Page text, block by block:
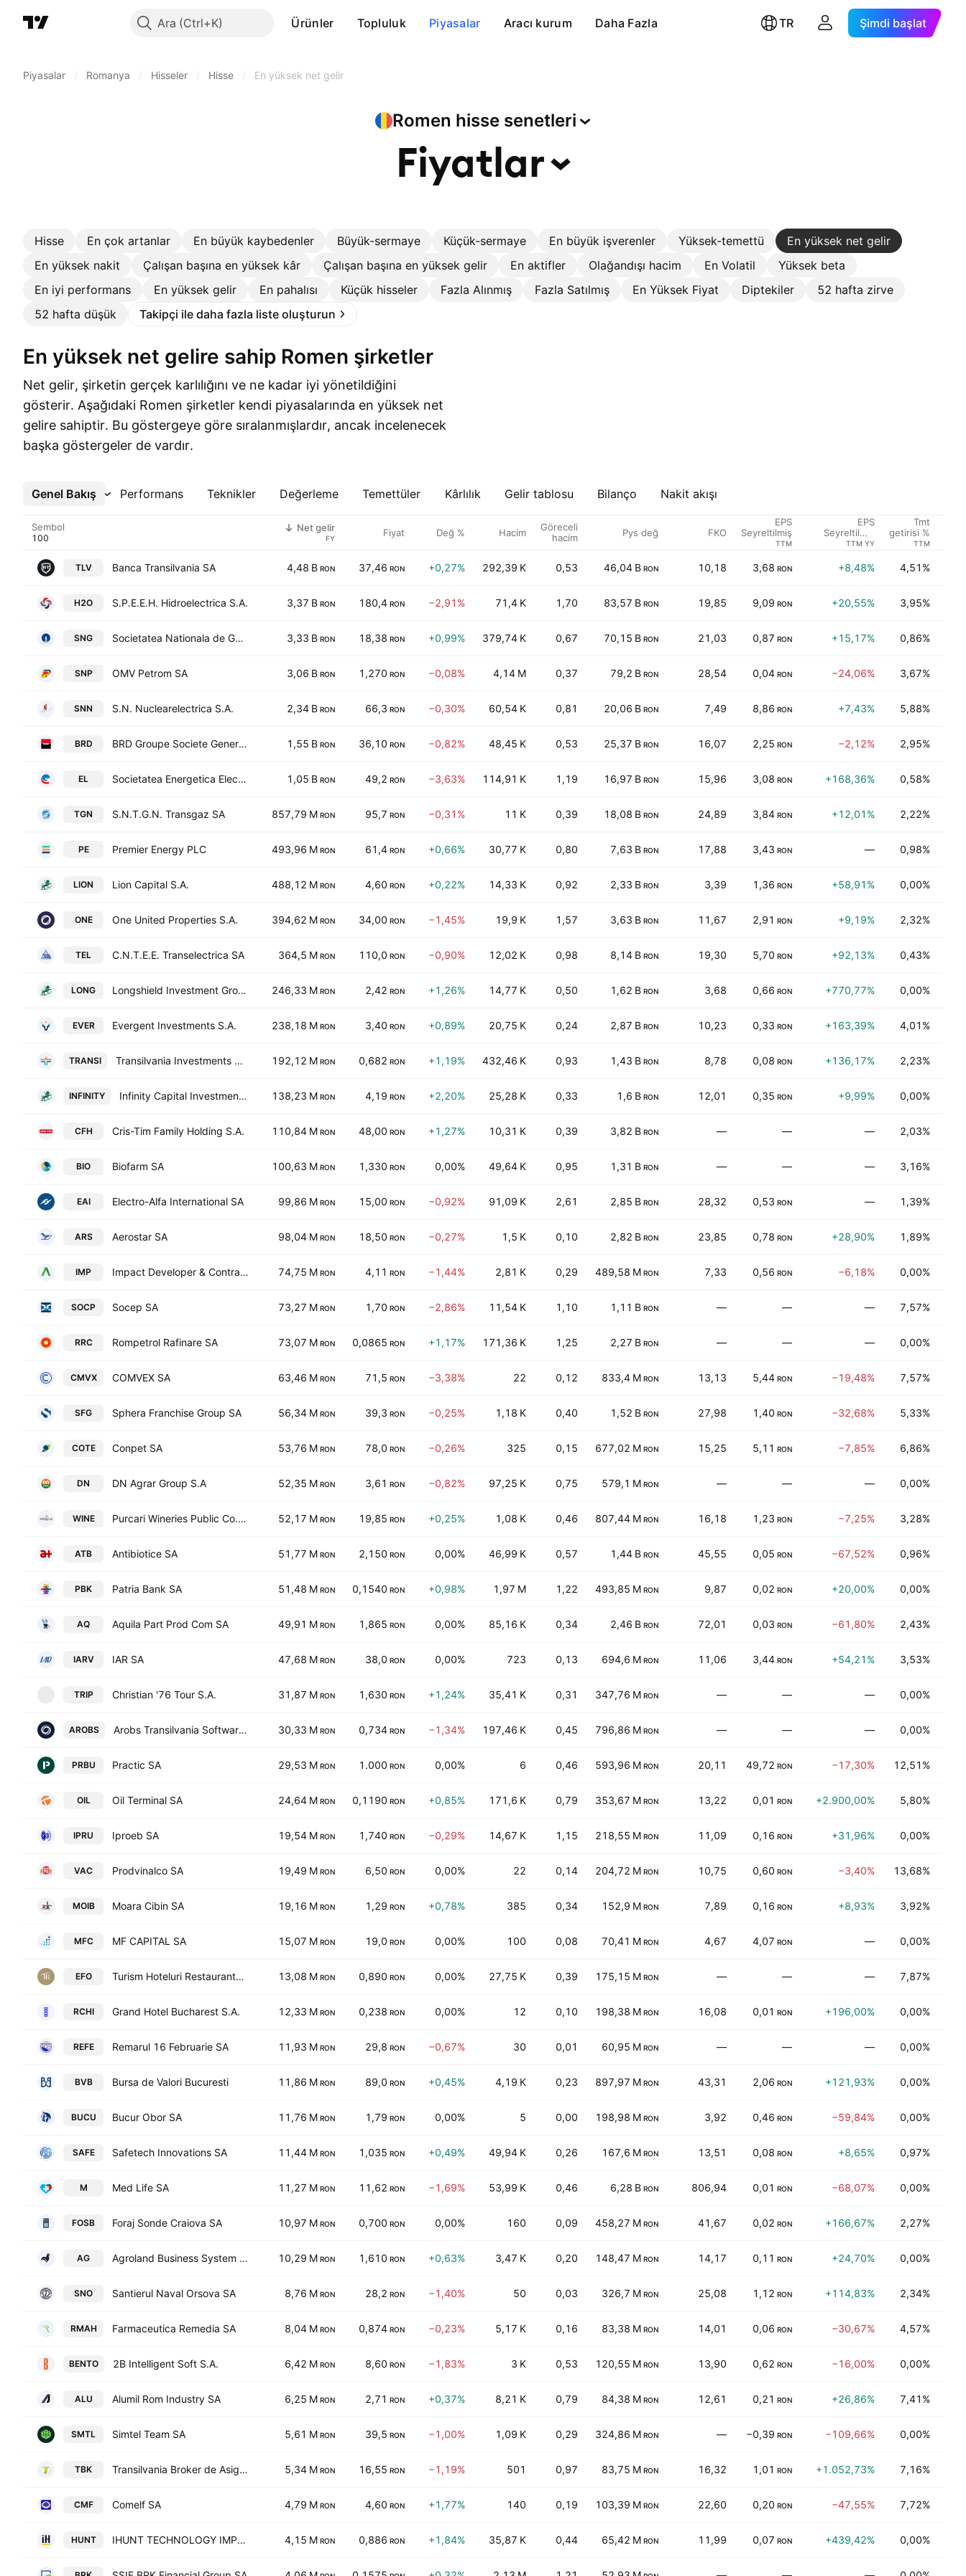
Ara Ürünler Topluluk Piyasalar Aracı kurum Daha Fazla TR Şimdi başlat
Piyasalar Romanya Hisseler Hisse En yüksek net gelir
Romen hisse senetleri
Fiyatlar
Hisse En çok artanlar En büyük kaybedenler Büyük-sermaye Küçük-sermaye En büyük işverenler Yüksek-temettü
En yüksek net gelir
En yüksek nakit
Çalışan başına en yüksek kâr Çalışan başına en yüksek gelir En aktifler Olağandışı hacim En Volatil
Yüksek beta
En iyi performans
En yüksek gelir En pahalısı Küçük hisseler Fazla Alınmış Fazla Satılmış En Yüksek Fiyat Diptekiler
52 hafta zirve
52 hafta düşük
Takipçi ile daha fazla liste oluşturun
En yüksek net gelire sahip Romen şirketler
Net gelir, şirketin gerçek karlılığını ve ne kadar iyi yönetildiğini
gösterir. Aşağıdaki Romen şirketler kendi piyasalarında en yüksek net
gelire sahiptir. Bu göstergeye göre sıralanmışlardır, ancak incelenecek
başka göstergeler de vardır.
Genel Bakış Performans Teknikler Değerleme Temettüler Kârlılık Gelir tablosu Bilanço Nakit akışı
Daha Fazla
Sembol Net gelir
FY Fiyat Değ % Hacim
Göreceli
hacim
Pys değ FKO
EPS
Seyreltilmiş
TTM
EPS
Seyreltilmiş
Büyüme
TTM YY
Tmt
getirisi %
TTM
TLV Banca Transilvania SA 4,48 B RON 37,46 RON +0,27% 292,39 K 0,53 46,04 B RON 10,18 3,68 RON +8,48% 4,51%
H2O S.P.E.E.H. Hidroelectrica S.A. 3,37 B RON 180,4 RON −2,91% 71,4 K 1,70 83,57 B RON 19,85 9,09 RON +20,55% 3,95%
SNG Societatea Nationala de Gaze Naturale Romgaz S.A. 3,33 B RON 18,38 RON +0,99% 379,74 K 0,67 70,15 B RON 21,03 0,87 RON +15,17% 0,86%
SNP OMV Petrom SA 3,06 B RON 1,270 RON −0,08% 4,14 M 0,37 79,2 B RON 28,54 0,04 RON −24,06% 3,67%
SNN S.N. Nuclearelectrica S.A. 2,34 B RON 66,3 RON −0,30% 60,54 K 0,81 20,06 B RON 7,49 8,86 RON +7,43% 5,88%
BRD BRD Groupe Societe Generale SA (Romania) 1,55 B RON 36,10 RON −0,82% 48,45 K 0,53 25,37 B RON 16,07 2,25 RON −2,12% 2,95%
EL Societatea Energetica Electrica S.A. 1,05 B RON 49,2 RON −3,63% 114,91 K 1,19 16,97 B RON 15,96 3,08 RON +168,36% 0,58%
TGN S.N.T.G.N. Transgaz SA 857,79 M RON 95,7 RON −0,31% 11 K 0,39 18,08 B RON 24,89 3,84 RON +12,01% 2,22%
PE Premier Energy PLC 493,96 M RON 61,4 RON +0,66% 30,77 K 0,80 7,63 B RON 17,88 3,43 RON — 0,98%
LION Lion Capital S.A. 488,12 M RON 4,60 RON +0,22% 14,33 K 0,92 2,33 B RON 3,39 1,36 RON +58,91% 0,00%
ONE One United Properties S.A. 394,62 M RON 34,00 RON −1,45% 19,9 K 1,57 3,63 B RON 11,67 2,91 RON +9,19% 2,32%
TEL C.N.T.E.E. Transelectrica SA 364,5 M RON 110,0 RON −0,90% 12,02 K 0,98 8,14 B RON 19,30 5,70 RON +92,13% 0,43%
LONG Longshield Investment Group SA 246,33 M RON 2,42 RON +1,26% 14,77 K 0,50 1,62 B RON 3,68 0,66 RON +770,77% 0,00%
EVER Evergent Investments S.A. 238,18 M RON 3,40 RON +0,89% 20,75 K 0,24 2,87 B RON 10,23 0,33 RON +163,39% 4,01%
TRANSI Transilvania Investments Alliance S.A. 192,12 M RON 0,682 RON +1,19% 432,46 K 0,93 1,43 B RON 8,78 0,08 RON +136,17% 2,23%
INFINITY Infinity Capital Investments S.A. 138,23 M RON 4,19 RON +2,20% 25,28 K 0,33 1,6 B RON 12,01 0,35 RON +9,99% 0,00%
CFH Cris-Tim Family Holding S.A. 110,84 M RON 48,00 RON +1,27% 10,31 K 0,39 3,82 B RON — — — 2,03%
BIO Biofarm SA 100,63 M RON 1,330 RON 0,00% 49,64 K 0,95 1,31 B RON — — — 3,16%
EAI Electro-Alfa International SA 99,86 M RON 15,00 RON −0,92% 91,09 K 2,61 2,85 B RON 28,32 0,53 RON — 1,39%
ARS Aerostar SA 98,04 M RON 18,50 RON −0,27% 1,5 K 0,10 2,82 B RON 23,85 0,78 RON +28,90% 1,89%
IMP Impact Developer & Contractor SA 74,75 M RON 4,11 RON −1,44% 2,81 K 0,29 489,58 M RON 7,33 0,56 RON −6,18% 0,00%
SOCP Socep SA 73,27 M RON 1,70 RON −2,86% 11,54 K 1,10 1,11 B RON — — — 7,57%
RRC Rompetrol Rafinare SA 73,07 M RON 0,0865 RON +1,17% 171,36 K 1,25 2,27 B RON — — — 0,00%
CMVX COMVEX SA 63,46 M RON 71,5 RON −3,38% 22 0,12 833,4 M RON 13,13 5,44 RON −19,48% 7,57%
SFG Sphera Franchise Group SA 56,34 M RON 39,3 RON −0,25% 1,18 K 0,40 1,52 B RON 27,98 1,40 RON −32,68% 5,33%
COTE Conpet SA 53,76 M RON 78,0 RON −0,26% 325 0,15 677,02 M RON 15,25 5,11 RON −7,85% 6,86%
DN DN Agrar Group S.A 52,35 M RON 3,61 RON −0,82% 97,25 K 0,75 579,1 M RON — — — 0,00%
WINE Purcari Wineries Public Co., Ltd. 52,17 M RON 19,85 RON +0,25% 1,08 K 0,46 807,44 M RON 16,18 1,23 RON −7,25% 3,28%
ATB Antibiotice SA 51,77 M RON 2,150 RON 0,00% 46,99 K 0,57 1,44 B RON 45,55 0,05 RON −67,52% 0,96%
PBK Patria Bank SA 51,48 M RON 0,1540 RON +0,98% 1,97 M 1,22 493,85 M RON 9,87 0,02 RON +20,00% 0,00%
AQ Aquila Part Prod Com SA 49,91 M RON 1,865 RON 0,00% 85,16 K 0,34 2,46 B RON 72,01 0,03 RON −61,80% 2,43%
IARV IAR SA 47,68 M RON 38,0 RON 0,00% 723 0,13 694,6 M RON 11,06 3,44 RON +54,21% 3,53%
TRIP Christian '76 Tour S.A. 31,87 M RON 1,630 RON +1,24% 35,41 K 0,31 347,76 M RON — — — 0,00%
AROBS Arobs Transilvania Software S.A. 30,33 M RON 0,734 RON −1,34% 197,46 K 0,45 796,86 M RON — — — 0,00%
PRBU Practic SA 29,53 M RON 1.000 RON 0,00% 6 0,46 593,96 M RON 20,11 49,72 RON −17,30% 12,51%
OIL Oil Terminal SA 24,64 M RON 0,1190 RON +0,85% 171,6 K 0,79 353,67 M RON 13,22 0,01 RON +2.900,00% 5,80%
IPRU Iproeb SA 19,54 M RON 1,740 RON −0,29% 14,67 K 1,15 218,55 M RON 11,09 0,16 RON +31,96% 0,00%
VAC Prodvinalco SA 19,49 M RON 6,50 RON 0,00% 22 0,14 204,72 M RON 10,75 0,60 RON −3,40% 13,68%
MOIB Moara Cibin SA 19,16 M RON 1,29 RON +0,78% 385 0,34 152,9 M RON 7,89 0,16 RON +8,93% 3,92%
MFC MF CAPITAL SA 15,07 M RON 19,0 RON 0,00% 100 0,08 70,41 M RON 4,67 4,07 RON — 0,00%
EFO Turism Hoteluri Restaurante Marea Neagra SA 13,08 M RON 0,890 RON 0,00% 27,75 K 0,39 175,15 M RON — — — 7,87%
RCHI Grand Hotel Bucharest S.A. 12,33 M RON 0,238 RON 0,00% 12 0,10 198,38 M RON 16,08 0,01 RON +196,00% 0,00%
REFE Remarul 16 Februarie SA 11,93 M RON 29,8 RON −0,67% 30 0,01 60,95 M RON — — — 0,00%
BVB Bursa de Valori Bucuresti 11,86 M RON 89,0 RON +0,45% 4,19 K 0,23 897,97 M RON 43,31 2,06 RON +121,93% 0,00%
BUCU Bucur Obor SA 11,76 M RON 1,79 RON 0,00% 5 0,00 198,98 M RON 3,92 0,46 RON −59,84% 0,00%
SAFE Safetech Innovations SA 11,44 M RON 1,035 RON +0,49% 49,94 K 0,26 167,6 M RON 13,51 0,08 RON +8,65% 0,97%
M Med Life SA 11,27 M RON 11,62 RON −1,69% 53,99 K 0,46 6,28 B RON 806,94 0,01 RON −68,07% 0,00%
FOSB Foraj Sonde Craiova SA 10,97 M RON 0,700 RON 0,00% 160 0,09 458,27 M RON 41,67 0,02 RON +166,67% 2,27%
AG Agroland Business System SA 10,29 M RON 1,610 RON +0,63% 3,47 K 0,20 148,47 M RON 14,17 0,11 RON +24,70% 0,00%
SNO Santierul Naval Orsova SA 8,76 M RON 28,2 RON −1,40% 50 0,03 326,7 M RON 25,08 1,12 RON +114,83% 2,34%
RMAH Farmaceutica Remedia SA 8,04 M RON 0,874 RON −0,23% 5,17 K 0,16 83,38 M RON 14,01 0,06 RON −30,67% 4,57%
BENTO 2B Intelligent Soft S.A. 6,42 M RON 8,60 RON −1,83% 3 K 0,53 120,55 M RON 13,90 0,62 RON −16,00% 0,00%
ALU Alumil Rom Industry SA 6,25 M RON 2,71 RON +0,37% 8,21 K 0,79 84,38 M RON 12,61 0,21 RON +26,86% 7,41%
SMTL Simtel Team SA 5,61 M RON 39,5 RON −1,00% 1,09 K 0,29 324,86 M RON — −0,39 RON −109,66% 0,00%
TBK Transilvania Broker de Asigurare SA 5,34 M RON 16,55 RON −1,19% 501 0,97 83,75 M RON 16,32 1,01 RON +1.052,73% 7,16%
CMF Comelf SA 4,79 M RON 4,60 RON +1,77% 140 0,19 103,39 M RON 22,60 0,20 RON −47,55% 7,72%
HUNT IHUNT TECHNOLOGY IMPORT-EXPORT S.A. 4,15 M RON 0,886 RON +1,84% 35,87 K 0,44 65,42 M RON 11,99 0,07 RON +439,42% 0,00%